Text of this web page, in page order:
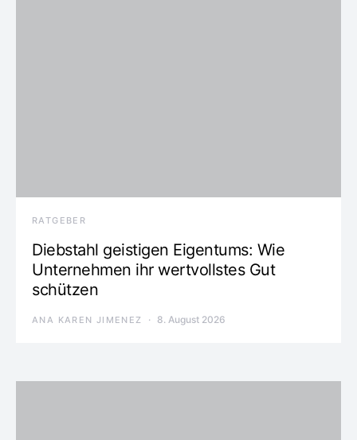
RATGEBER
Diebstahl geistigen Eigentums: Wie
Unternehmen ihr wertvollstes Gut
schützen
ANA KAREN JIMENEZ 8. August 2026